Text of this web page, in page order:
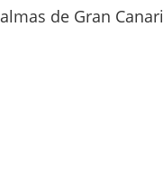
de Gran